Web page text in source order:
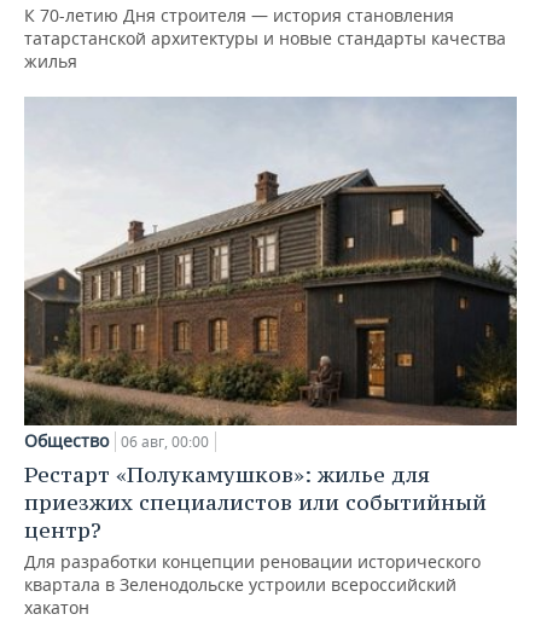
К 70-летию Дня строителя — история становления
татарстанской архитектуры и новые стандарты качества
жилья
Общество 06 авг, 00:00
Рестарт «Полукамушков»: жилье для
приезжих специалистов или событийный
центр?
Для разработки концепции реновации исторического
квартала в Зеленодольске устроили всероссийский
хакатон